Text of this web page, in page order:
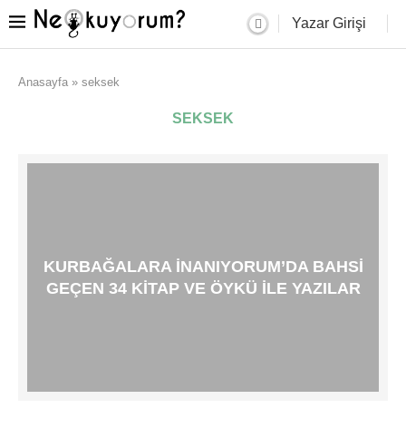
Yazar Girişi
Anasayfa » seksek
SEKSEK
KURBAĞALARA İNANIYORUM’DA BAHSI
GEÇEN 34 KITAP VE ÖYKÜ ILE YAZILAR